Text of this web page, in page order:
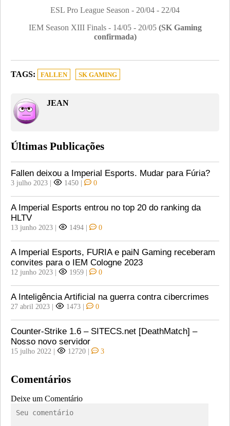
ESL Pro League Season - 20/04 - 22/04
IEM Season XIII Finals - 14/05 - 20/05 (SK Gaming
confirmada)
TAGS: FALLEN SK GAMING
JEAN
Últimas Publicações
Fallen deixou a Imperial Esports. Mudar para Fúria?
3 julho 2023 | 1450 | 0
A Imperial Esports entrou no top 20 do ranking da
HLTV
13 junho 2023 | 1494 | 0
A Imperial Esports, FURIA e paiN Gaming receberam
convites para o IEM Cologne 2023
12 junho 2023 | 1959 | 0
A Inteligência Artificial na guerra contra cibercrimes
27 abril 2023 | 1473 | 0
Counter-Strike 1.6 – SITECS.net [DeathMatch] –
Nosso novo servidor
15 julho 2022 | 12720 | 3
Comentários
Deixe um Comentário